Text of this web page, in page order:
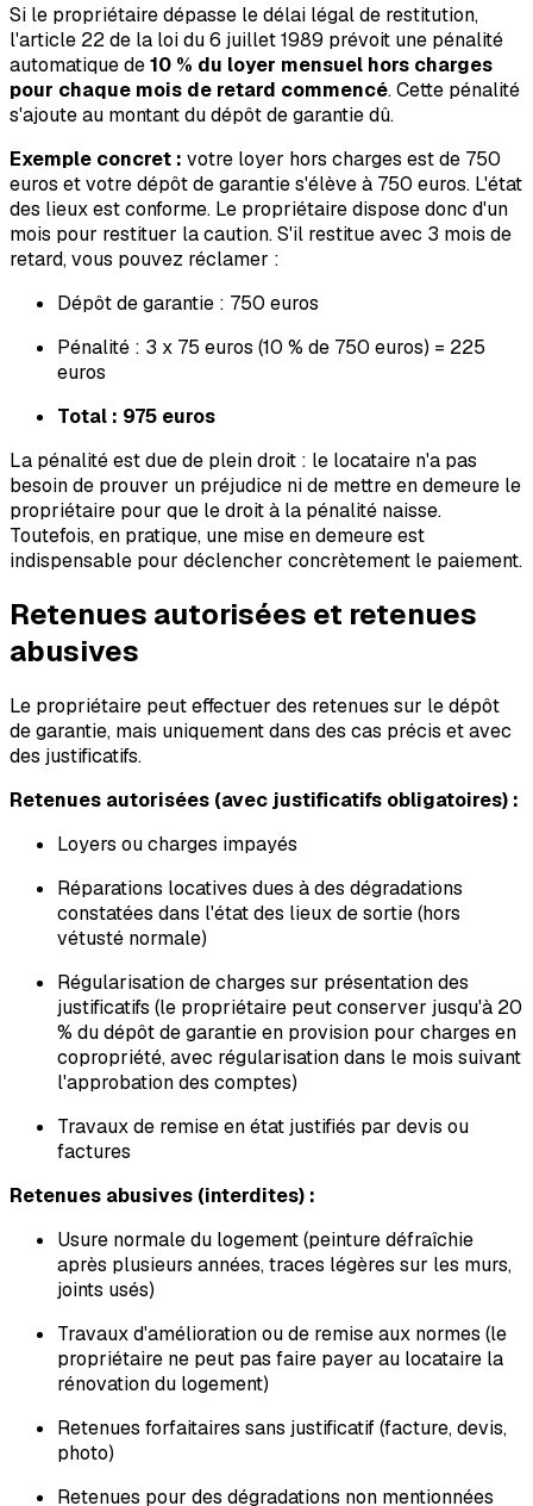
Si le propriétaire dépasse le délai légal de restitution,
l'article 22 de la loi du 6 juillet 1989 prévoit une pénalité
automatique de10 % du loyer mensuel hors charges
pour chaque mois de retard commencé. Cette pénalité
s'ajoute au montant du dépôt de garantie dû.
Exemple concret : votre loyer hors charges est de 750
euros et votre dépôt de garantie s'élève à 750 euros. L'état
des lieux est conforme. Le propriétaire dispose donc d'un
mois pour restituer la caution. S'il restitue avec 3 mois de
retard, vous pouvez réclamer :
Dépôt de garantie : 750 euros
Pénalité : 3 x 75 euros (10 % de 750 euros) = 225
euros
Total : 975 euros
La pénalité est due de plein droit : le locataire n'a pas
besoin de prouver un préjudice ni de mettre en demeure le
propriétaire pour que le droit à la pénalité naisse.
Toutefois, en pratique, une mise en demeure est
indispensable pour déclencher concrètement le paiement.
Retenues autorisées et retenues
abusives
Le propriétaire peut effectuer des retenues sur le dépôt
de garantie, mais uniquement dans des cas précis et avec
des justificatifs.
Retenues autorisées (avec justificatifs obligatoires) :
Loyers ou charges impayés
Réparations locatives dues à des dégradations
constatées dans l'état des lieux de sortie (hors
vétusté normale)
Régularisation de charges sur présentation des
justificatifs (le propriétaire peut conserver jusqu'à 20
% du dépôt de garantie en provision pour charges en
copropriété, avec régularisation dans le mois suivant
l'approbation des comptes)
Travaux de remise en état justifiés par devis ou
factures
Retenues abusives (interdites) :
Usure normale du logement (peinture défraîchie
après plusieurs années, traces légères sur les murs,
joints usés)
Travaux d'amélioration ou de remise aux normes (le
propriétaire ne peut pas faire payer au locataire la
rénovation du logement)
Retenues forfaitaires sans justificatif (facture, devis,
photo)
Retenues pour des dégradations non mentionnées